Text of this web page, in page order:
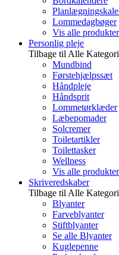
Lommedagbøger
Vis alle produkter
Personlig pleje
Tilbage til Alle
Mundbind
Førstehjælpssæt
Håndpleje
Håndsprit
Lommetørklæder
Læbepomader
Solcremer
Toiletartikler
Toilettasker
Wellness
Vis alle produkter
Skriveredskaber
Tilbage til Alle
Blyanter
Farveblyanter
Stiftblyanter
Se alle Blyanter
Kuglepenne